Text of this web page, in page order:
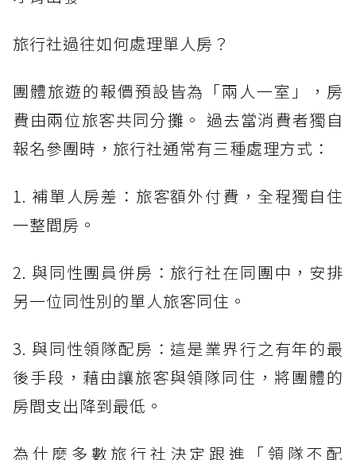
旅行社過往如何處理單人房？
團體旅遊的報價預設皆為「兩人一室」，房
費由兩位旅客共同分攤。 過去當消費者獨自
報名參團時，旅行社通常有三種處理方式：
1. 補單人房差：旅客額外付費，全程獨自住
一整間房。
2. 與同性團員併房：旅行社在同團中，安排
另一位同性別的單人旅客同住。
3. 與同性領隊配房：這是業界行之有年的最
後手段，藉由讓旅客與領隊同住，將團體的
房間支出降到最低。
為什麼多數旅行社決定跟進「領隊不配